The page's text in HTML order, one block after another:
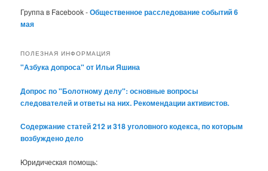
Группа в Facebook -Общественное расследование событий 6
мая
ПОЛЕЗНАЯ ИНФОРМАЦИЯ
"Азбука допроса" от Ильи Яшина
Допрос по "Болотному делу": основные вопросы
следователей и ответы на них. Рекомендации активистов.
Содержание статей 212 и 318 уголовного кодекса, по которым
возбуждено дело
Юридическая помощь: